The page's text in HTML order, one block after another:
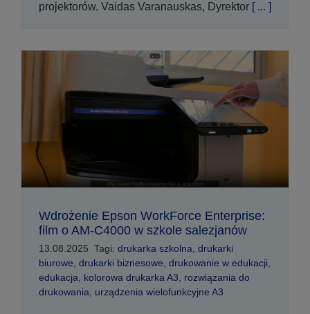
projektorów. Vaidas Varanauskas, Dyrektor[ ... ]
Wdrożenie Epson WorkForce Enterprise:
film o AM-C4000 w szkole salezjanów
13.08.2025 Tagi: drukarka szkolna drukarki
biurowe drukarki biznesowe drukowanie w edukacji
edukacja
kolorowa drukarka A3
rozwiązania do
drukowania
urządzenia wielofunkcyjne A3